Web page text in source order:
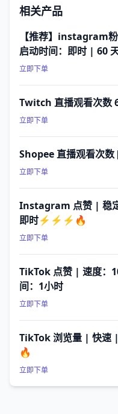
相关产品
【推荐】instagram
启动时间：即时 | 60
立即下单
Twitch 直播观看次数
立即下单
Shopee 直播观看次
立即下单
Instagram 点赞 | 稳
即时⚡⚡⚡🔥
立即下单
TikTok 点赞 | 速度：
间：1小时
立即下单
TikTok 浏览量 | 快速
🔥
立即下单